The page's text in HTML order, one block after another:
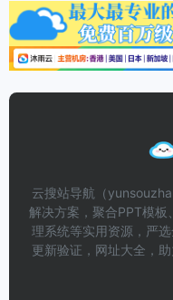
云搜站导航（
解决方案，聚合PPT模
理系统等实用资源，严
更新验证，网址大全，